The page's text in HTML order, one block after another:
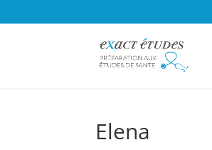
Elena